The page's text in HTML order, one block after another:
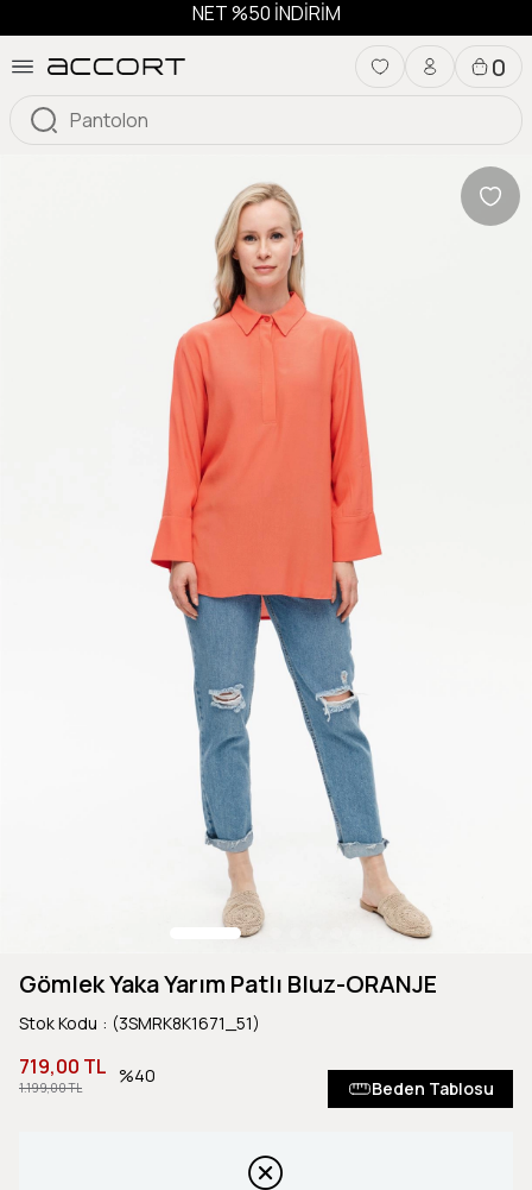
NET %50 İNDİRİM
0
Gömlek Yaka Yarım Patlı Bluz-ORANJE
Stok Kodu (3SMRK8K1671_51)
1.199,00 TL
719,00 TL 40
Beden Tablosu